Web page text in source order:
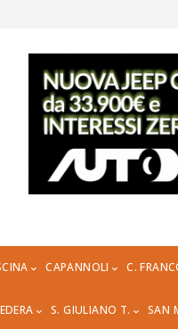
CAPANNOLI C.
S. GIULIANO T. SAN